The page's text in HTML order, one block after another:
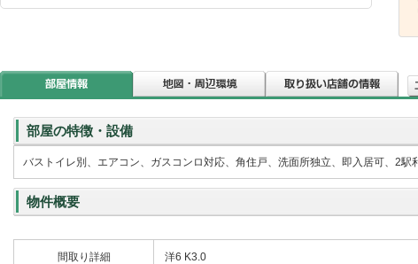
部屋の特徴・設備
バストイレ別、エアコン、ガスコンロ対応、角住戸、洗面所独立、即入居可、2駅
物件概要
間取り詳細 洋6 K3.0